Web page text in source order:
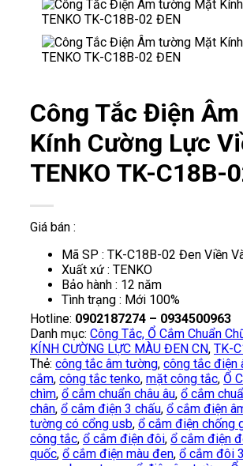
Công Tắc Điện
Kính Cường Lực
TENKO TK-C18B-
Giá bán :
Mã SP : TK-C18B-02 Đen Viền
Xuất xứ : TENKO
Bảo hành : 12 năm
Tình trạng : Mới 100%
Hotline: 0902187274 – 0934500963
Danh mục: Công Tắc, Ổ Cắm Chuẩn
KÍNH CƯỜNG LỰC MÀU ĐEN CN, TK-
Thẻ: công tắc âm tường, công tắc điện
cắm, công tắc tenko, mặt công tắc, Ổ
chìm, ổ cắm chuẩn châu âu, ổ cắm
chân, ổ cắm điện 3 chấu, ổ cắm điện
tường có cổng usb, ổ cắm điện chống
công tắc, ổ cắm điện đôi, ổ cắm điện
quốc, ổ cắm điện màu đen, ổ cắm đôi